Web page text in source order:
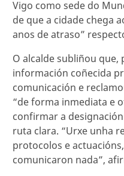
Vigo como sede do
de que a cidade chega
anos de atraso”
O alcalde subliñou
información coñecida
comunicación e
“de forma inmediata e
confirmar a
ruta clara. “Urxe unha
protocolos e
comunicaron nada”,